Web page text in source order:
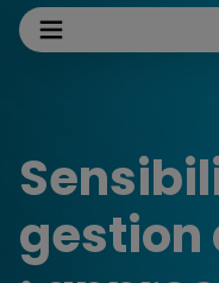
gestion